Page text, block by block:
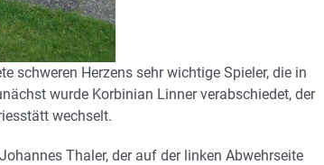
schweren Herzens sehr wichtige Spieler, die in
wurde Korbinian Linner verabschiedet, der
wechselt.
Thaler, der auf der linken Abwehrseite